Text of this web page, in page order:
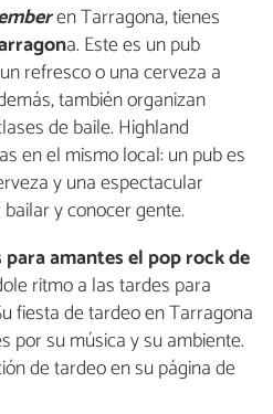
en Tarragona, tienes
a. Este es un pub
refresco o una cerveza a
también organizan
de baile. Highland
en el mismo local: un pub es
y una espectacular
y conocer gente.
amantes el pop rock de
ritmo a las tardes para
fiesta de tardeo en Tarragona
por su música y su ambiente.
de tardeo en su página de